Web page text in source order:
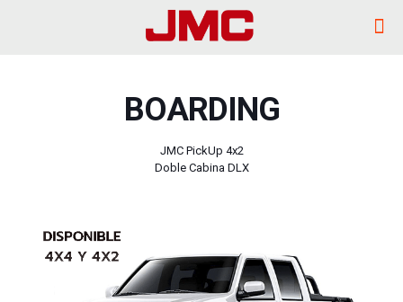
BOARDING
JMC PickUp 4x2
Doble Cabina DLX